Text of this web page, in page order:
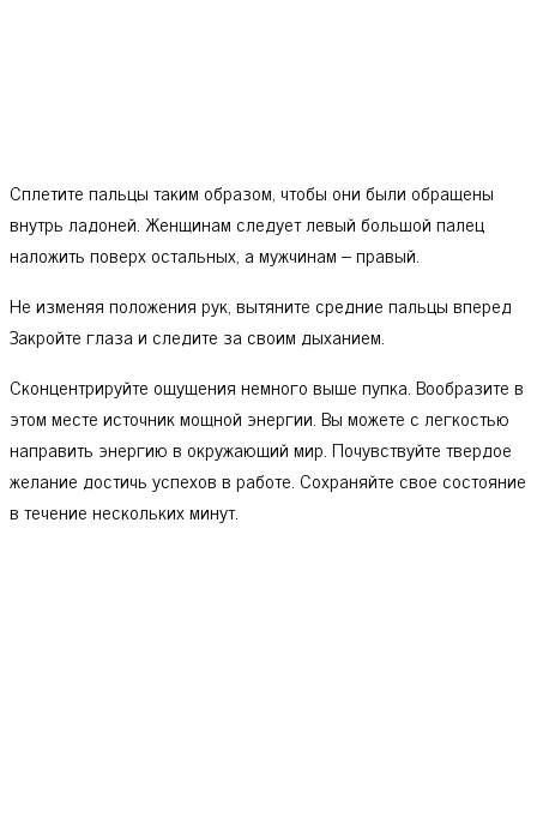
Сплетите пальцы таким образом, чтобы они были обращены
внутрь ладоней. Женщинам следует левый большой палец
наложить поверх остальных, а мужчинам – правый.
Не изменяя положения рук, вытяните средние пальцы вперед
Закройте глаза и следите за своим дыханием.
Сконцентрируйте ощущения немного выше пупка. Вообразите в
этом месте источник мощной энергии. Вы можете с легкостью
направить энергию в окружающий мир. Почувствуйте твердое
желание достичь успехов в работе. Сохраняйте свое состояние
в течение нескольких минут.